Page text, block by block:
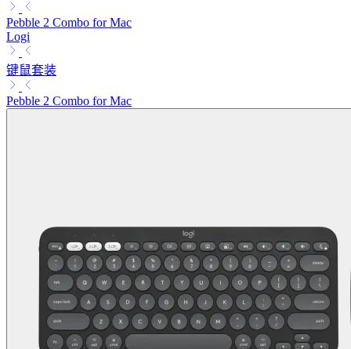
Pebble 2 Combo for Mac
Logi
键鼠套装
Pebble 2 Combo for Mac